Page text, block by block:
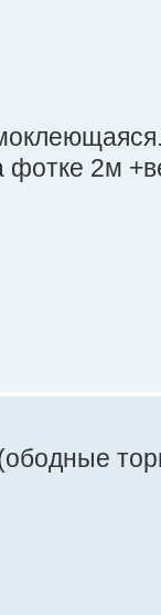
фотке 2м